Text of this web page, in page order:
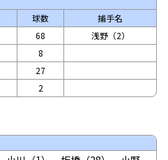
球数
捕手名
68
浅野（2）
8
27
2